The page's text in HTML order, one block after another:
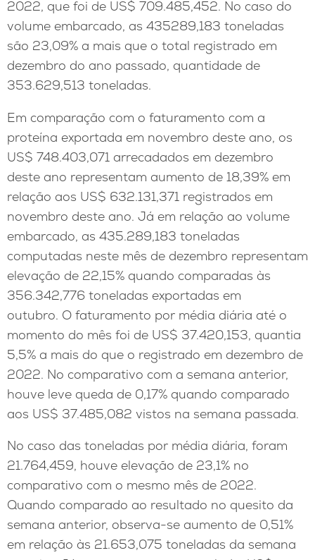
2022, que foi de US$ 709.485,452. No caso do
volume embarcado, as 435289,183 toneladas
são 23,09% a mais que o total registrado em
dezembro do ano passado, quantidade de
353.629,513 toneladas.
Em comparação com o faturamento com a
proteína exportada em novembro deste ano, os
US$ 748.403,071 arrecadados em dezembro
deste ano representam aumento de 18,39% em
relação aos US$ 632.131,371 registrados em
novembro deste ano. Já em relação ao volume
embarcado, as 435.289,183 toneladas
computadas neste mês de dezembro representam
elevação de 22,15% quando comparadas às
356.342,776 toneladas exportadas em
outubro. O faturamento por média diária até o
momento do mês foi de US$ 37.420,153, quantia
5,5% a mais do que o registrado em dezembro de
2022. No comparativo com a semana anterior,
houve leve queda de 0,17% quando comparado
aos US$ 37.485,082 vistos na semana passada.
No caso das toneladas por média diária, foram
21.764,459, houve elevação de 23,1% no
comparativo com o mesmo mês de 2022.
Quando comparado ao resultado no quesito da
semana anterior, observa-se aumento de 0,51%
em relação às 21.653,075 toneladas da semana